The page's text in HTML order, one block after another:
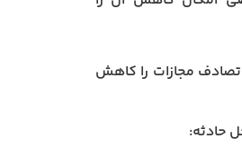
مجازات را کاهش
حادثه: